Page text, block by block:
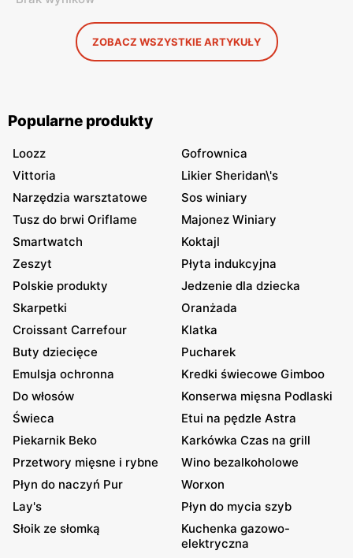
ZOBACZ WSZYSTKIE ARTYKUŁY
Popularne produkty
Loozz
Gofrownica
Vittoria
Likier Sheridan\'s
Narzędzia warsztatowe
Sos winiary
Tusz do brwi Oriflame
Majonez Winiary
Smartwatch
Koktajl
Zeszyt
Płyta indukcyjna
Polskie produkty
Jedzenie dla dziecka
Skarpetki
Oranżada
Croissant Carrefour
Klatka
Buty dziecięce
Pucharek
Emulsja ochronna
Kredki świecowe Gimboo
Do włosów
Konserwa mięsna Podlaski
Świeca
Etui na pędzle Astra
Piekarnik Beko
Karkówka Czas na grill
Przetwory mięsne i rybne
Wino bezalkoholowe
Płyn do naczyń Pur
Worxon
Lay's
Płyn do mycia szyb
Słoik ze słomką
Kuchenka gazowo-
elektryczna